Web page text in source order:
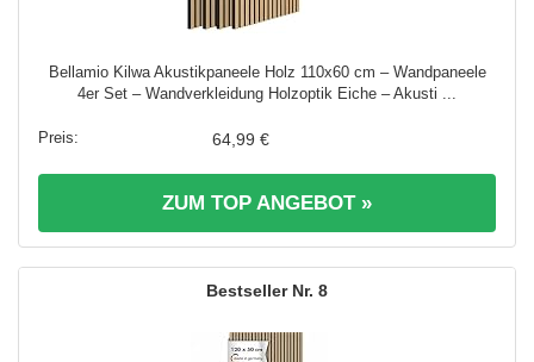
Bellamio Kilwa Akustikpaneele Holz 110x60 cm – Wandpaneele
4er Set – Wandverkleidung Holzoptik Eiche – Akusti ...
64,99 €
ZUM TOP ANGEBOT »
8